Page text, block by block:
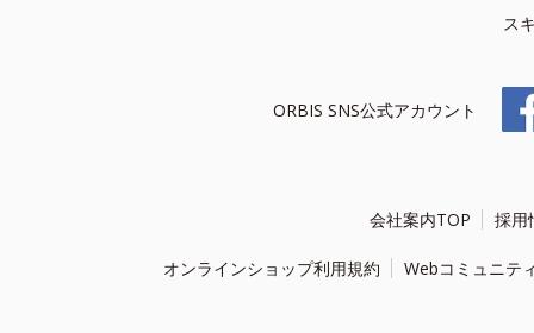
ス
ORBIS SNS公式アカウント
会社案内TOP 採用
オンラインショップ利用規約 Webコミュニテ